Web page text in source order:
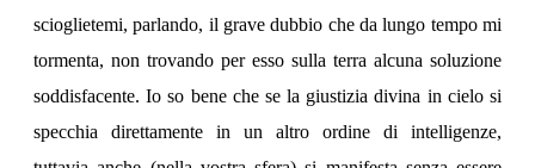
scioglietemi, parlando, il grave dubbio che da lungo tempo mi
tormenta, non trovando per esso sulla terra alcuna soluzione
soddisfacente. Io so bene che se la giustizia divina in cielo si
specchia direttamente in un altro ordine di intelligenze,